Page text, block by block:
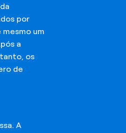
por
um
a
os
de
A